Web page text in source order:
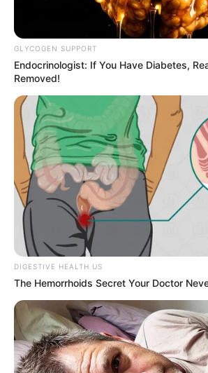
GLYCOGEN SUPPORT
Endocrinologist: If You Have Diabetes,
Removed!
DIGESTIVE HEALTH US
The Hemorrhoids Secret Your Doctor